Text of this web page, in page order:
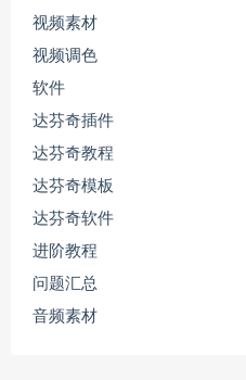
视频素材
视频调色
软件
达芬奇插件
达芬奇教程
达芬奇模板
达芬奇软件
进阶教程
问题汇总
音频素材